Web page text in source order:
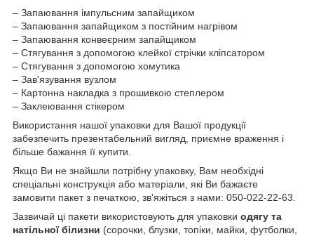
– Запаювання імпульсним запайщиком
– Запаювання запайщиком з постійним нагрівом
– Запаювання конвеєрним запайщиком
– Стягування з допомогою клейкої стрічки кліпсатором
– Стягування з допомогою хомутика
– Зав'язування вузлом
– Картонна накладка з прошивкою степлером
– Заклеювання стікером
Використання нашої упаковки для Вашої продукції
забезпечить презентабельний вигляд, приємне враження і
більше бажання її купити.
Якщо Ви не знайшли потрібну упаковку, Вам необхідні
спеціальні конструкція або матеріали, які Ви бажаєте
замовити пакет з печаткою, зв'яжіться з нами: 050-022-22-63.
Зазвичай ці пакети використовують для упаковки одягу та
натільної білизни (сорочки, блузки, топіки, майки, футболки,